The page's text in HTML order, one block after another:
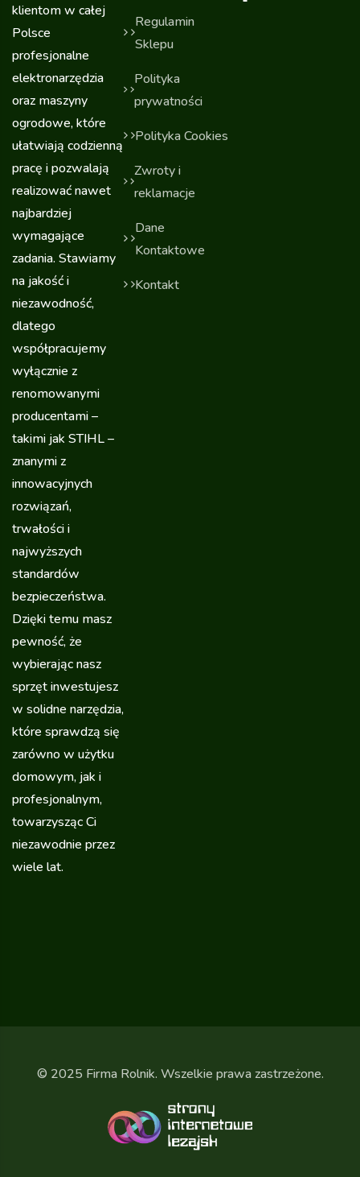
klientom w całej
Polsce
profesjonalne
elektronarzędzia
oraz maszyny
ogrodowe, które
ułatwiają codzienną
pracę i pozwalają
realizować nawet
najbardziej
wymagające
zadania. Stawiamy
na jakość i
niezawodność,
dlatego
współpracujemy
wyłącznie z
renomowanymi
producentami –
takimi jak STIHL –
znanymi z
innowacyjnych
rozwiązań,
trwałości i
najwyższych
standardów
bezpieczeństwa.
Dzięki temu masz
pewność, że
wybierając nasz
sprzęt inwestujesz
w solidne narzędzia,
które sprawdzą się
zarówno w użytku
domowym, jak i
profesjonalnym,
towarzysząc Ci
niezawodnie przez
wiele lat.
Regulamin
Sklepu
Polityka
prywatności
Polityka Cookies
Zwroty i
reklamacje
Dane
Kontaktowe
Kontakt
© 2025 Firma Rolnik. Wszelkie prawa zastrzeżone.